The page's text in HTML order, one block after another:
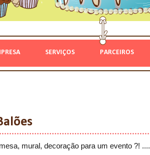
SERVIÇOS PARCEIROS
mural, decoração para um evento ?! ....